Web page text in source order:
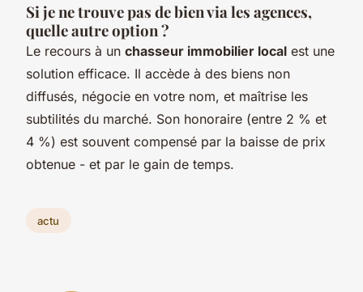
Si je ne trouve pas de bien via les agences,
quelle autre option ?
Le recours à un chasseur immobilier local est une
solution efficace. Il accède à des biens non
diffusés, négocie en votre nom, et maîtrise les
subtilités du marché. Son honoraire (entre 2 % et
4 %) est souvent compensé par la baisse de prix
obtenue - et par le gain de temps.
actu